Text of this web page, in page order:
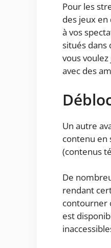
Pour les
des jeux
à vos
situés dans
vous
avec des
Un autre
contenu en
(contenus
De
rendant
contourner
est